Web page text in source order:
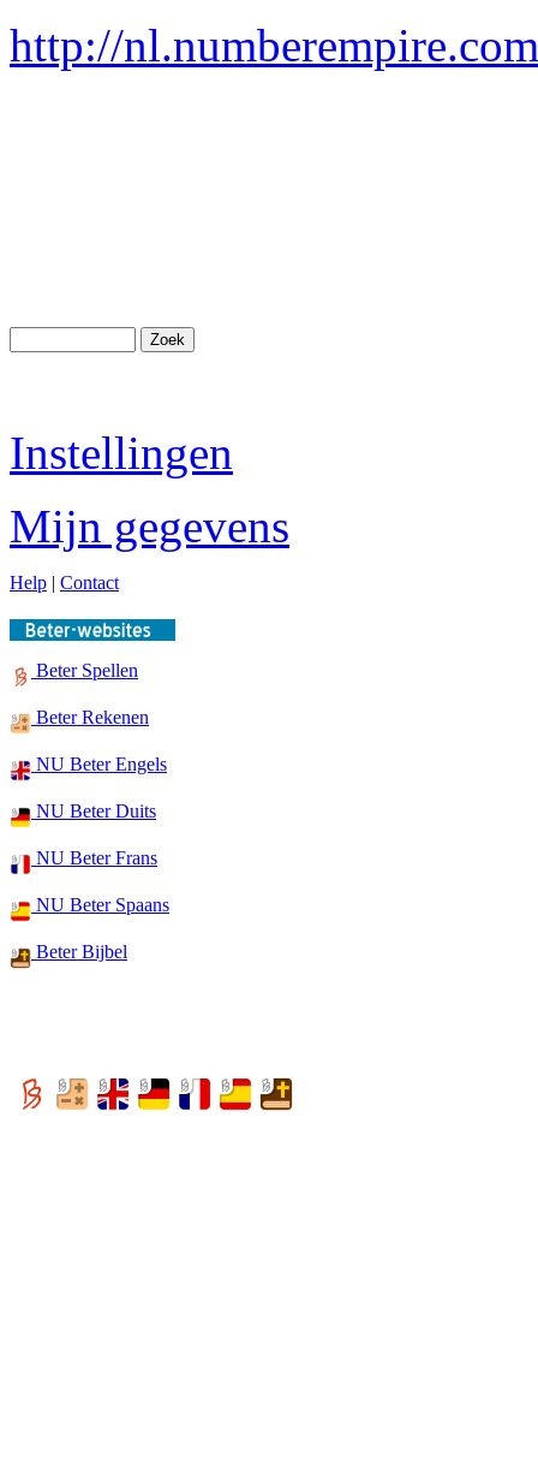
http://
Instellingen
Mijn gegevens
Help | Contact
Beter Spellen
Beter Rekenen
NU Beter Engels
NU Beter Duits
NU Beter Frans
NU Beter Spaans
Beter Bijbel